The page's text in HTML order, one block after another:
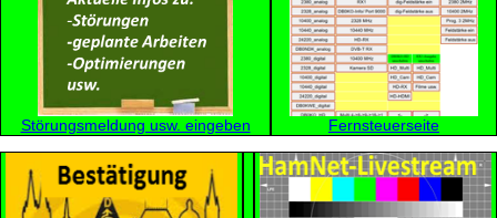
Störungsmeldung usw. eingeben Fernsteuerseite